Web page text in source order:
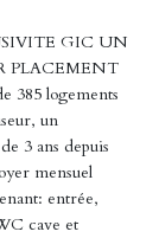
GIC UN
PLACEMENT
385 logements
un
3 ans depuis
mensuel
entrée,
cave et